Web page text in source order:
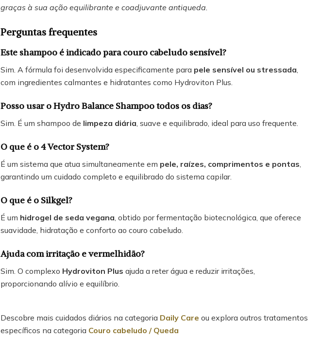
graças à sua ação equilibrante e coadjuvante antiqueda.
Perguntas frequentes
Este shampoo é indicado para couro cabeludo sensível?
Sim. A fórmula foi desenvolvida especificamente para pele sensível ou stressada
com ingredientes calmantes e hidratantes como Hydroviton Plus.
Posso usar o Hydro Balance Shampoo todos os dias?
Sim. É um shampoo de limpeza diária , suave e equilibrado, ideal para uso frequente.
O que é o 4 Vector System?
É um sistema que atua simultaneamente em pele, raízes, comprimentos e pontas
garantindo um cuidado completo e equilibrado do sistema capilar.
O que é o Silkgel?
É um hidrogel de seda vegana , obtido por fermentação biotecnológica, que oferece
suavidade, hidratação e conforto ao couro cabeludo.
Ajuda com irritação e vermelhidão?
Sim. O complexo Hydroviton Plus ajuda a reter água e reduzir irritações,
proporcionando alívio e equilíbrio.
Descobre mais cuidados diários na categoria Daily Care ou explora outros tratamentos
específicos na categoria Couro cabeludo / Queda